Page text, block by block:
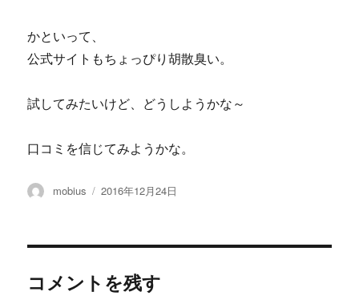
かといって、
公式サイトもちょっぴり胡散臭い。
試してみたいけど、どうしようかな～
口コミを信じてみようかな。
投
mobius
投
2016年12月24日
コメントを残す